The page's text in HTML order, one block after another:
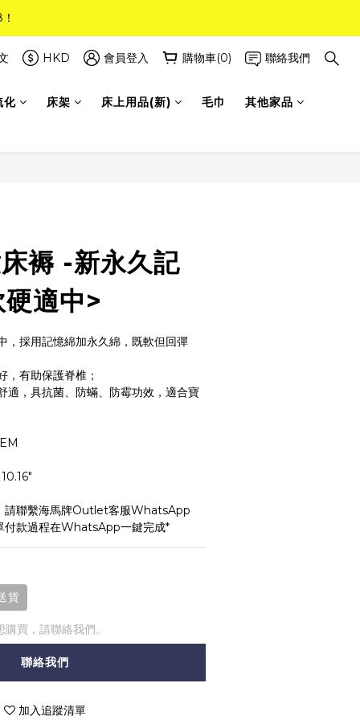
限標準尺寸)
HKD 會員登入 購物車(0) 聯絡我們
化 床架 床上用品(新) 毛巾 其他家品
褥 -新永久記
適中>
，採用記憶綿加永久綿，既軟但回彈
，有助保護脊椎；
適，具抗菌、防蟎、防霉功效，適合寶
請聯繫海馬牌Outlet客服WhatsApp
款過程在WhatsApp一鍵完成*
貨
購買，請聯絡我們。
聯絡我們
加入追蹤清單